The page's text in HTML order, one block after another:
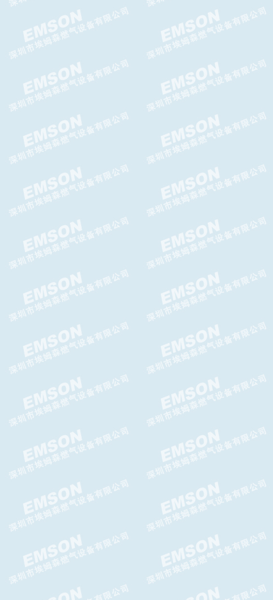
GIPS-H切断阀,GIPS-FC切断
Argos WA减压阀，Argos WA
CELTIC-N氮封阀,GASCAT氮封
阀
Argos Relief放散阀,Argos
Relief泄压阀
G10F切断阀,G10F超压切断阀
TWIN燃气关断阀,TWIN切断